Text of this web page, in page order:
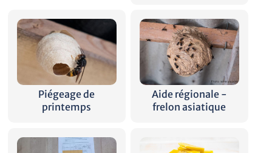
Piégeage de
printemps
Aide régionale -
frelon asiatique